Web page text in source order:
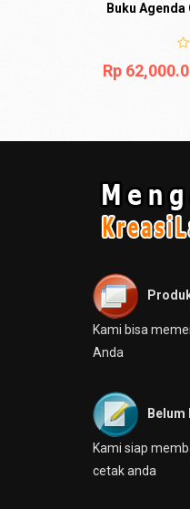
Buku
Rp
Kami bisa
Anda
Belum
Kami siap
cetak anda